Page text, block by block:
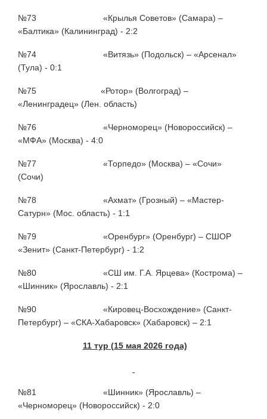
№73 «Крылья Советов» (Самара) –
«Балтика» (Калининград) - 2:2
№74 «Витязь» (Подольск) – «Арсенал»
(Тула) - 0:1
№75 «Ротор» (Волгоград) –
«Ленинградец» (Лен. область)
№76 «Черноморец» (Новороссийск) –
«МФА» (Москва) - 4:0
№77 «Торпедо» (Москва) – «Сочи»
(Сочи)
№78 «Ахмат» (Грозный) – «Мастер-
Сатурн» (Мос. область) - 1:1
№79 «Оренбург» (Оренбург) – СШОР
«Зенит» (Санкт-Петербург) - 1:2
№80 «СШ им. Г.А. Ярцева» (Кострома) –
«Шинник» (Ярославль) - 2:1
№90 «Кировец-Восхождение» (Санкт-
Петербург) – «СКА-Хабаровск» (Хабаровск) – 2:1
11 тур (15 мая 2026 года)
№81 «Шинник» (Ярославль) –
«Черноморец» (Новороссийск) - 2:0